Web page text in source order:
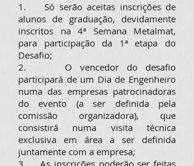
1. Só serão aceitas inscrições de
alunos de graduação, devidamente
inscritos na 4ª Semana Metalmat,
para participação da 1ª etapa do
Desafio;
2. O vencedor do desafio
participará de um Dia de Engenheiro
numa das empresas patrocinadoras
do evento (a ser definida pela
comissão organizadora), que
consistirá numa visita técnica
exclusiva em área a ser definida
juntamente com a empresa;
3. As inscrições poderão ser feitas